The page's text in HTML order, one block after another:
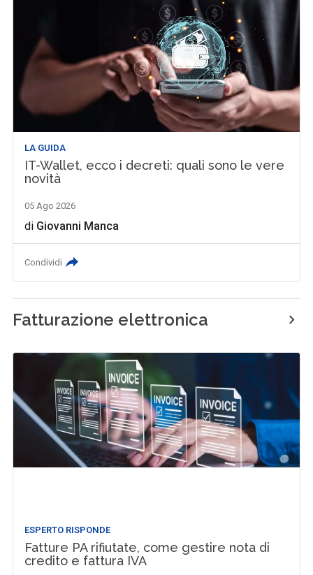
LA GUIDA
IT-Wallet, ecco i decreti: quali sono le vere
novità
05 Ago 2026
di Giovanni Manca
Condividi
Fatturazione elettronica
ESPERTO RISPONDE
Fatture PA rifiutate, come gestire nota di
credito e fattura IVA